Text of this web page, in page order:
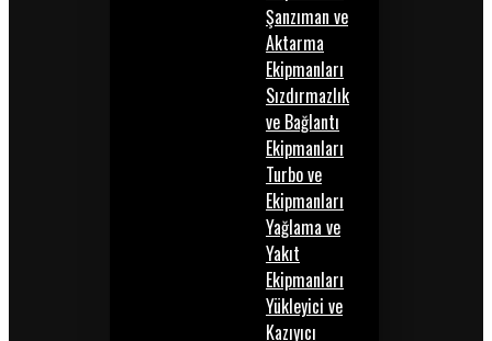
Şanzıman ve
Aktarma
Ekipmanları
Sızdırmazlık
ve Bağlantı
Ekipmanları
Turbo ve
Ekipmanları
Yağlama ve
Yakıt
Ekipmanları
Yükleyici ve
Kazıyıcı